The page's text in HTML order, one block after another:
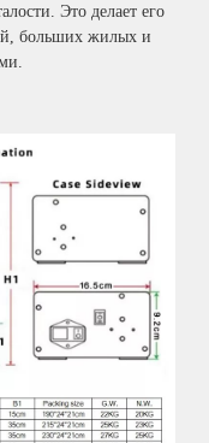
Это делает его
больших жилых и